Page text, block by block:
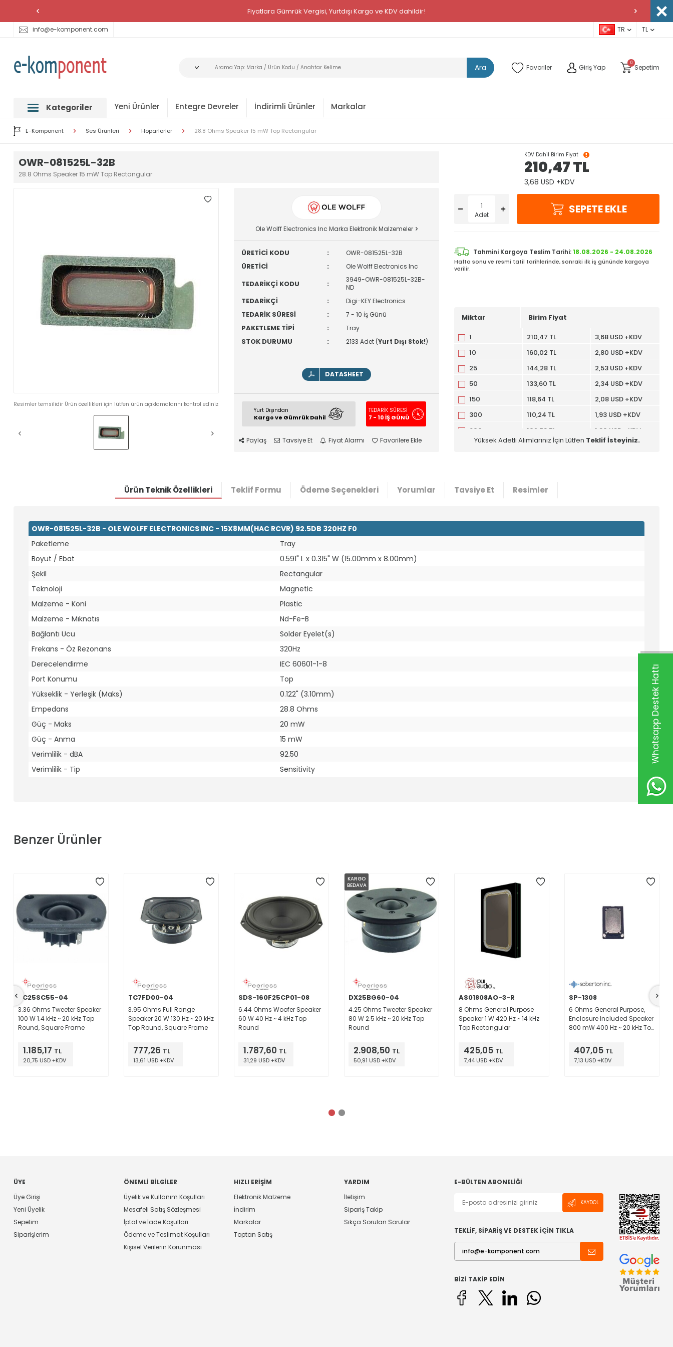
Whatsapp Destek Hattı
Fiyatlara Gümrük Vergisi, Yurtdışı Kargo ve KDV dahildir!
info@e-komponent.com TR TL
Ara Favoriler Giriş Yap
0
Sepetim
Kategoriler Yeni Ürünler Entegre Devreler İndirimli Ürünler Markalar
E-Komponent Ses Ürünleri Hoparlörler 28.8 Ohms Speaker 15 mW Top Rectangular
OWR-081525L-32B
28.8 Ohms Speaker 15 mW Top Rectangular
Resimler temsilidir Ürün özellikleri için lütfen ürün açıklamalarını kontrol ediniz
Ole Wolff Electronics Inc Marka Elektronik Malzemeler
ÜRETİCİ KODU : OWR-081525L-32B
ÜRETİCİ : Ole Wolff Electronics Inc
TEDARİKÇİ KODU :
3949-OWR-081525L-32B-
ND
TEDARİKÇİ : Digi-KEY Electronics
TEDARİK SÜRESİ : 7 - 10 İş Günü
PAKETLEME TİPİ : Tray
STOK DURUMU : 2133 Adet (Yurt Dışı Stok!)
DATASHEET
Yurt Dışından
Kargo ve Gümrük Dahil
TEDARİK SÜRESİ
7 - 10 İŞ GÜNÜ
Paylaş Tavsiye Et Fiyat Alarmı Favorilere Ekle
KDV Dahil Birim Fiyat
210,47TL
3,68 USD +KDV
Adet SEPETE EKLE
Tahmini Kargoya Teslim Tarihi:18.08.2026 - 24.08.2026
Hafta sonu ve resmi tatil tarihlerinde, sonraki ilk iş gününde kargoya
verilir.
Miktar Birim Fiyat
1 210,47 TL
3,68 USD +KDV
10
160,02 TL
2,80 USD +KDV
25
144,28 TL
2,53 USD +KDV
50
133,60 TL
2,34 USD +KDV
150
118,64 TL
2,08 USD +KDV
300
110,24 TL
1,93 USD +KDV
600
102,58 TL
1,80 USD +KDV
1050
96,88 TL
1,70 USD +KDV
Yüksek Adetli Alımlarınız İçin Lütfen Teklif İsteyiniz.
Ürün Teknik Özellikleri Teklif Formu Ödeme Seçenekleri Yorumlar Tavsiye Et Resimler
OWR-081525L-32B - OLE WOLFF ELECTRONICS INC - 15X8MM(HAC RCVR) 92.5DB 320HZ F0
Paketleme
Tray
Boyut / Ebat
0.591" L x 0.315" W (15.00mm x 8.00mm)
Şekil
Rectangular
Teknoloji
Magnetic
Malzeme - Koni
Plastic
Malzeme - Mıknatıs
Nd-Fe-B
Bağlantı Ucu
Solder Eyelet(s)
Frekans - Öz Rezonans
320Hz
Derecelendirme
IEC 60601-1-8
Port Konumu
Top
Yükseklik - Yerleşik (Maks)
0.122" (3.10mm)
Empedans
28.8 Ohms
Güç - Maks
20 mW
Güç - Anma
15 mW
Verimlilik - dBA
92.50
Verimlilik - Tip
Sensitivity
Benzer Ürünler
BC25SC55-04
3.36 Ohms Tweeter Speaker
100 W 1.4 kHz ~ 20 kHz Top
Round, Square Frame
1.185,17 TL
20,75 USD +KDV
TC7FD00-04
3.95 Ohms Full Range
Speaker 20 W 130 Hz ~ 20 kHz
Top Round, Square Frame
777,26 TL
13,61 USD +KDV
SDS-160F25CP01-08
6.44 Ohms Woofer Speaker
60 W 40 Hz ~ 4 kHz Top
Round
1.787,60 TL
31,29 USD +KDV
KARGO
BEDAVA
DX25BG60-04
4.25 Ohms Tweeter Speaker
80 W 2.5 kHz ~ 20 kHz Top
Round
2.908,50 TL
50,91 USD +KDV
AS01808AO-3-R
8 Ohms General Purpose
Speaker 1 W 420 Hz ~ 14 kHz
Top Rectangular
425,05 TL
7,44 USD +KDV
SP-1308
6 Ohms General Purpose,
Enclosure Included Speaker
800 mW 400 Hz ~ 20 kHz Top
407,05 TL
7,13 USD +KDV
ÜYE
Üye Girişi
Yeni Üyelik
Sepetim
Siparişlerim
ÖNEMLI BILGILER
Üyelik ve Kullanım Koşulları
Mesafeli Satış Sözleşmesi
İptal ve İade Koşulları
Ödeme ve Teslimat Koşulları
Kişisel Verilerin Korunması
HIZLI ERIŞIM
Elektronik Malzeme
İndirim
Markalar
Toptan Satış
YARDIM
İletişim
Sipariş Takip
Sıkça Sorulan Sorular
E-BÜLTEN ABONELIĞI
KAYDOL
TEKLİF, SİPARİŞ VE DESTEK İÇİN TIKLA
BIZI TAKIP EDIN